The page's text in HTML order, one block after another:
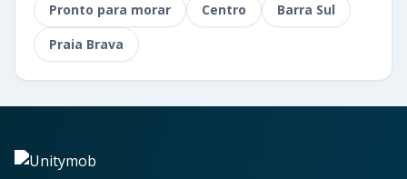
Pronto para morar
Centro
Barra Sul
Praia Brava